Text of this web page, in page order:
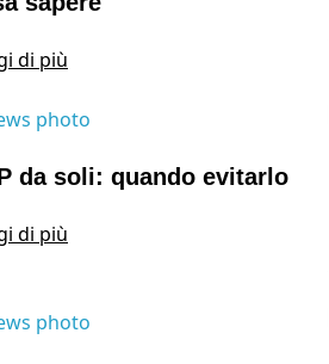
di più
da soli: quando evitarlo
di più